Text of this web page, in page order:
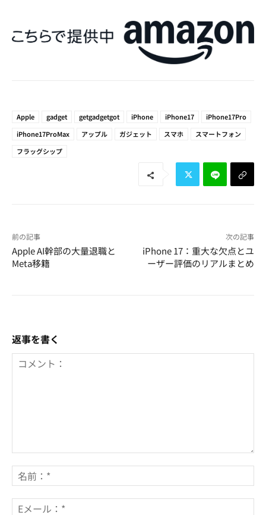
Apple gadget getgadgetgot iPhone iPhone17
iPhone17Pro
iPhone17ProMax
アップル ガジェット スマホ
スマートフォン
フラッグシップ
前の記事
Apple AI幹部の大量退職と
Meta移籍
次の記事
iPhone 17：重大な欠点とユ
ーザー評価のリアルまとめ
返事を書く
メ
ン
ト：
前
*